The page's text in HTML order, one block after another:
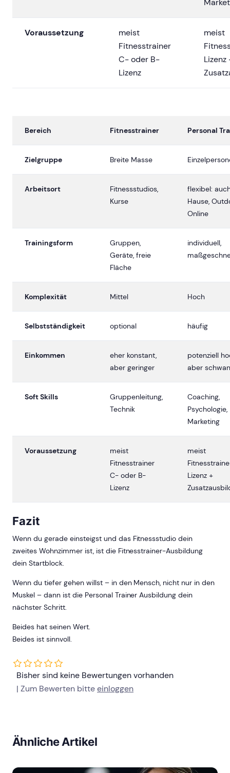
Voraussetzung
meist
Fitnesstrainer
C- oder B-
Lizenz
meist
Lizenz
Bereich Fitnesstrainer Personal
Zielgruppe Breite Masse
Arbeitsort
Fitnessstudios,
Kurse
flexibel:
Hause,
Online
Trainingsform
Gruppen,
Geräte, freie
Fläche
individuell,
Komplexität Mittel Hoch
Selbstständigkeit optional häufig
Einkommen
eher konstant,
aber geringer
potenziell
aber
Soft Skills
Gruppenleitung,
Technik
Coaching,
Psychologie,
Marketing
Voraussetzung
meist
Fitnesstrainer
C- oder B-
Lizenz
meist
Lizenz +
Fazit
Wenn du gerade einsteigst und das Fitnessstudio dein
zweites Wohnzimmer ist, ist die Fitnesstrainer-Ausbildung
dein Startblock.
Wenn du tiefer gehen willst – in den Mensch, nicht nur in den
Muskel – dann ist die Personal Trainer Ausbildung dein
nächster Schritt.
Beides hat seinen Wert.
Beides ist sinnvoll.
Bisher sind keine Bewertungen vorhanden
| Zum Bewerten bitteeinloggen
Ähnliche Artikel